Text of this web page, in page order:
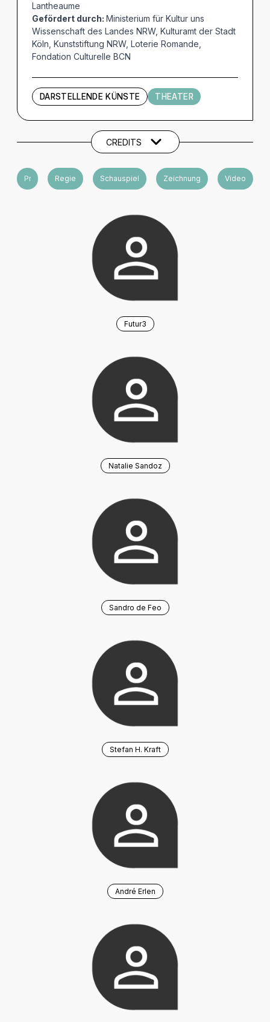
Lantheaume
Gefördert durch: Ministerium für Kultur uns
Wissenschaft des Landes NRW, Kulturamt der Stadt
Köln, Kunststiftung NRW, Loterie Romande,
Fondation Culturelle BCN
DARSTELLENDE KÜNSTE THEATER
Künstler und Beteiligte
CREDITS
ProduktionRegie Schauspiel Zeichnung Video
Futur3
Natalie Sandoz
Sandro de Feo
Stefan H. Kraft
André Erlen